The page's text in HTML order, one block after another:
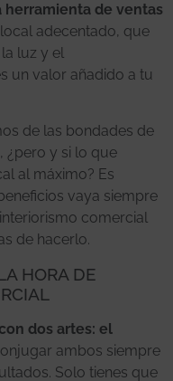
de ventas
adecentado, que
luz y el
un valor añadido a tu
de las bondades de
, ¿pero y si lo que
al máximo? Es
vaya siempre
comercial
de hacerlo.
HORA DE
dos artes: el
ambos siempre
Solo tienes que